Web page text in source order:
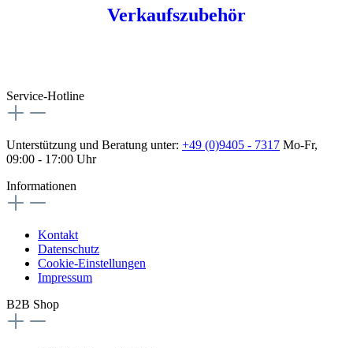
Verkaufszubehör
Service-Hotline
Unterstützung und Beratung unter: +49 (0)9405 - 7317 Mo-Fr,
09:00 - 17:00 Uhr
Informationen
Kontakt
Datenschutz
Cookie-Einstellungen
Impressum
B2B Shop